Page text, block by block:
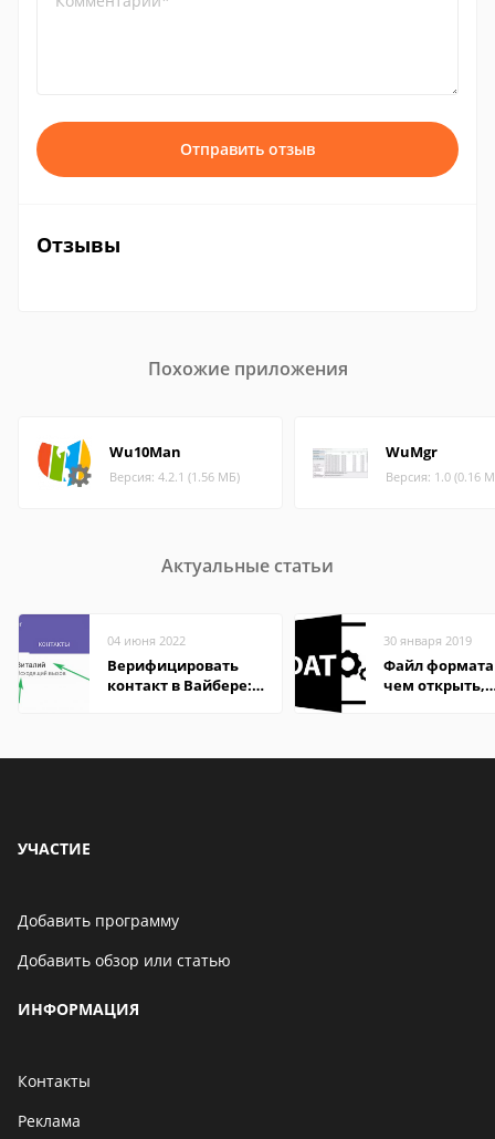
Отправить отзыв
Отзывы
Похожие приложения
Wu10Man
Версия: 4.2.1 (1.56 МБ)
WuMgr
Версия: 1.0 (0.16
Актуальные статьи
04 июня 2022
Верифицировать
контакт в Вайбере:
30 января 2019
Файл формата
чем открыть,
УЧАСТИЕ
Добавить программу
Добавить обзор или статью
ИНФОРМАЦИЯ
Контакты
Реклама